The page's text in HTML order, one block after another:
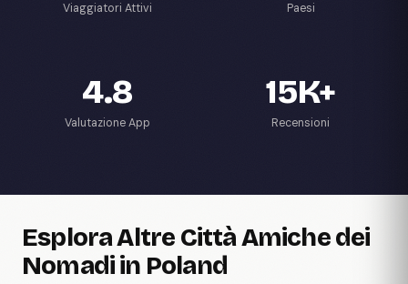
Viaggiatori Attivi Paesi
4.8
Valutazione App
15K+
Recensioni
Esplora Altre Città Amiche dei
Nomadi in Poland